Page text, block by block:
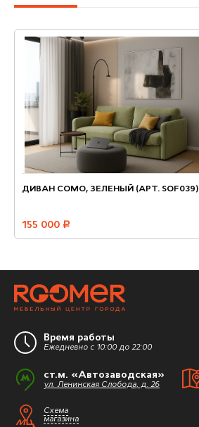
ДИВАН COMO, ЗЕЛЕНЫЙ (АРТ. SOF039)
155 000 руб.
Время работы
Ежедневно с 10:00 до 22:00
ст.м. «Автозаводская»
ул. Ленинская Слобода, д. 26
Схема
магазина